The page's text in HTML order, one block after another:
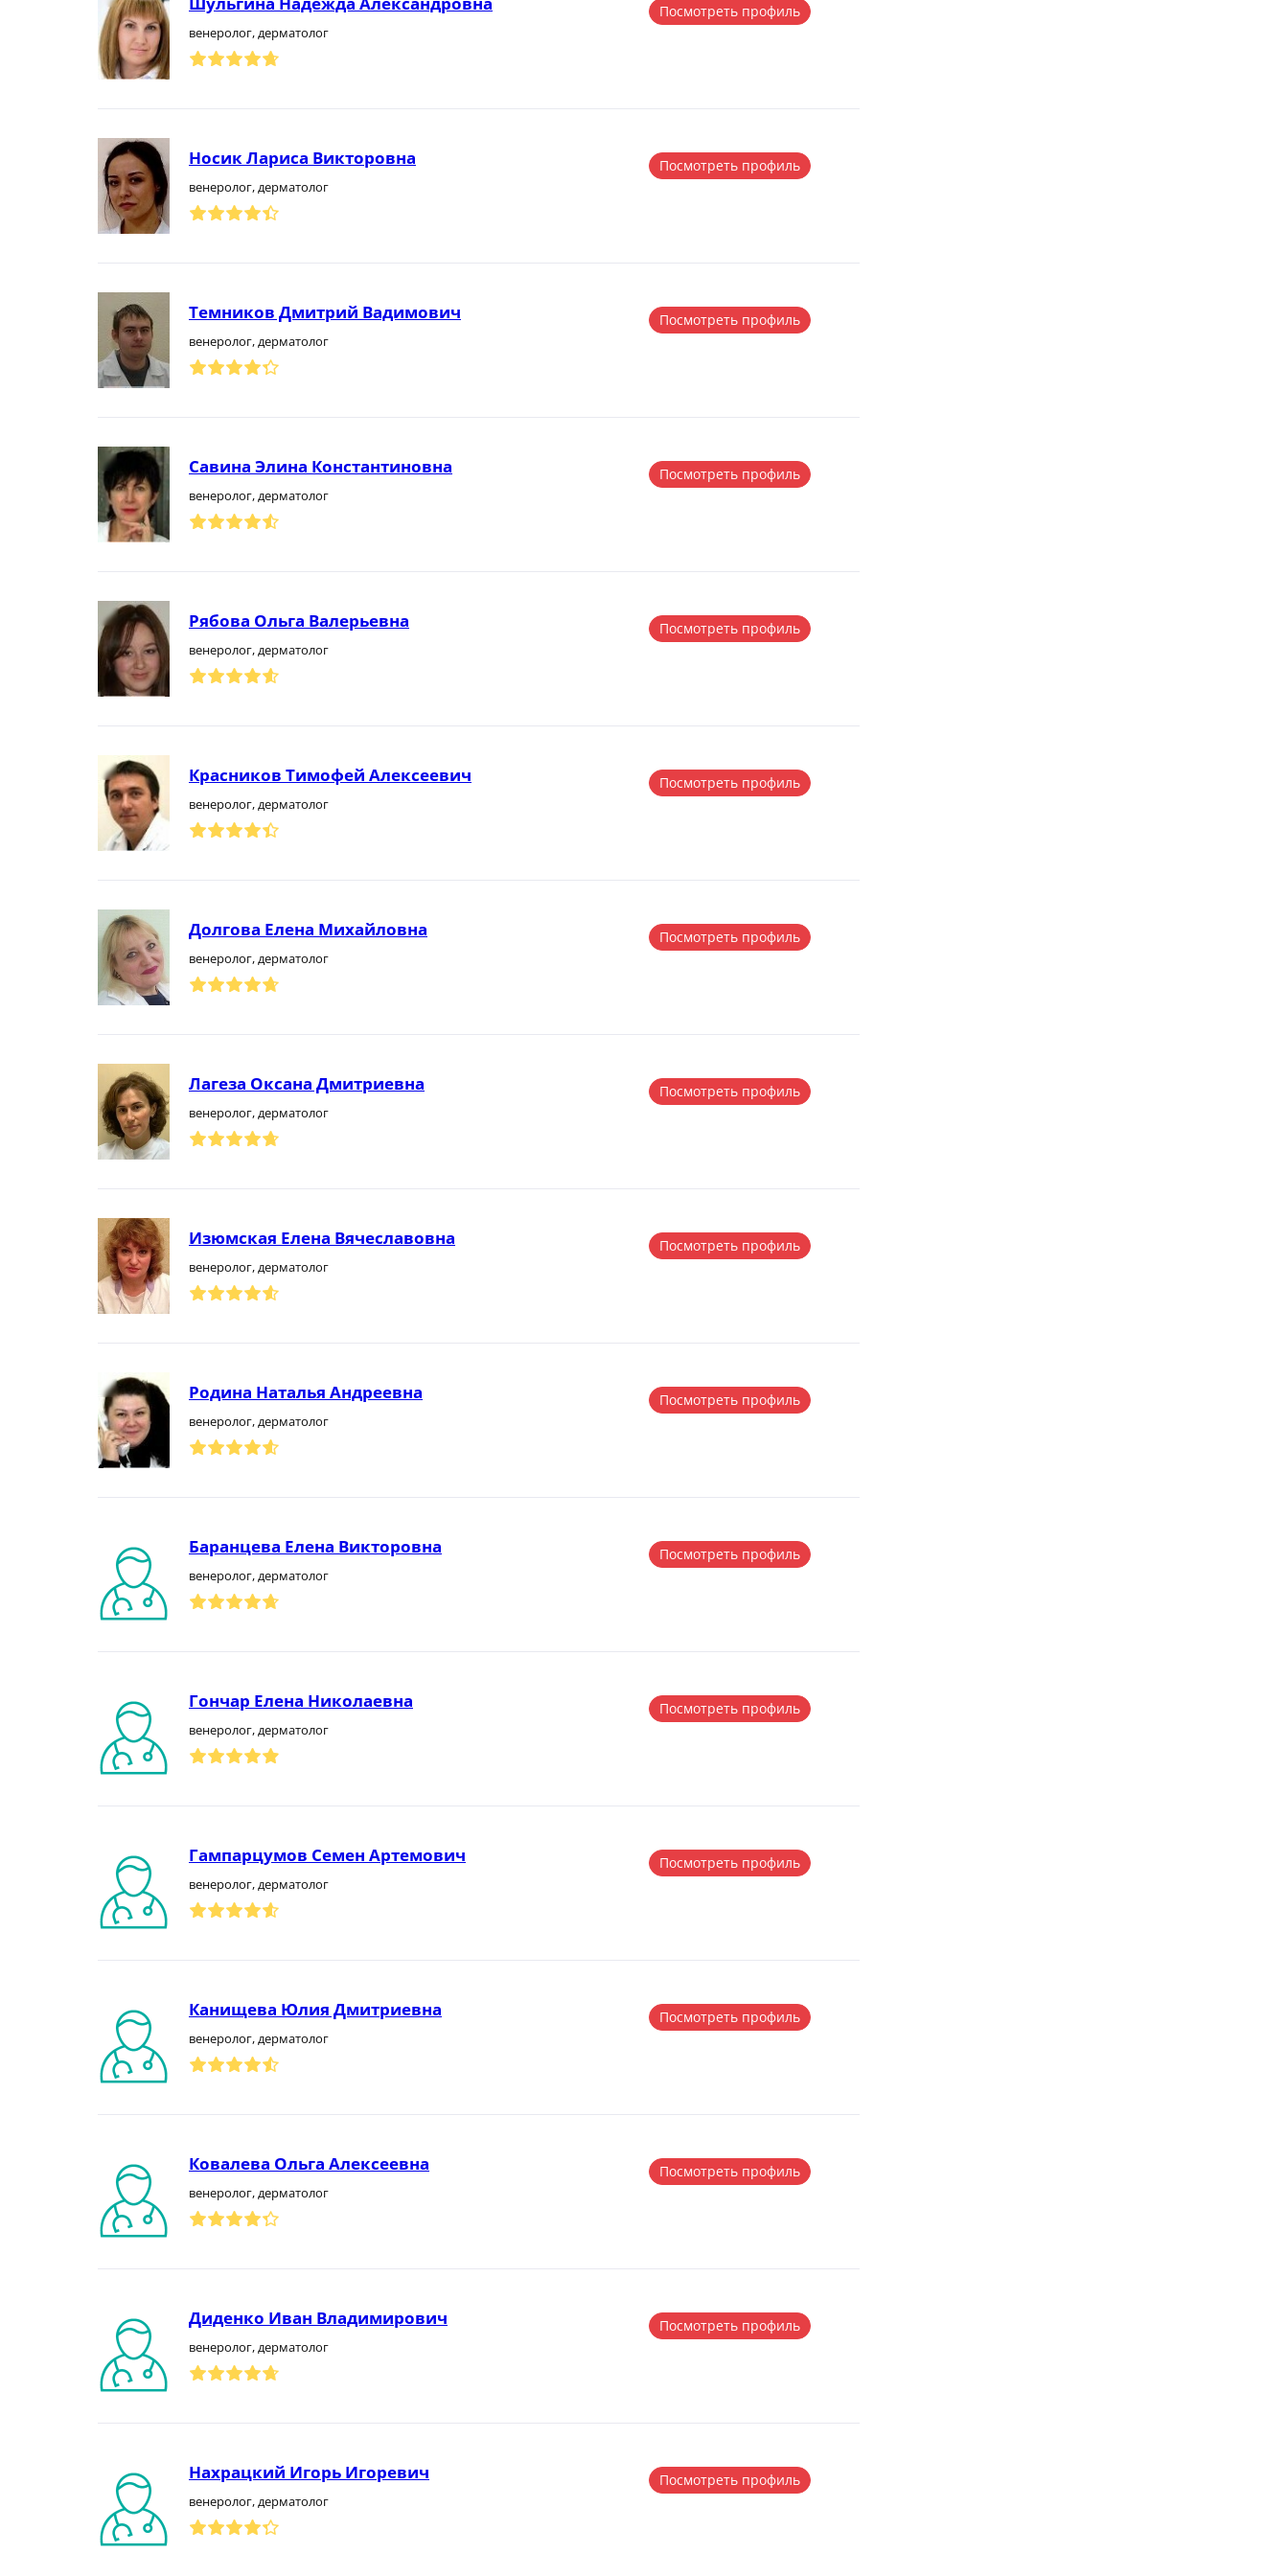
венеролог, дерматолог
Посмотреть профиль
Носик Лариса Викторовна
венеролог, дерматолог
Посмотреть профиль
Темников Дмитрий Вадимович
венеролог, дерматолог
Посмотреть профиль
Савина Элина Константиновна
венеролог, дерматолог
Посмотреть профиль
Рябова Ольга Валерьевна
венеролог, дерматолог
Посмотреть профиль
Красников Тимофей Алексеевич
венеролог, дерматолог
Посмотреть профиль
Долгова Елена Михайловна
венеролог, дерматолог
Посмотреть профиль
Лагеза Оксана Дмитриевна
венеролог, дерматолог
Посмотреть профиль
Изюмская Елена Вячеславовна
венеролог, дерматолог
Посмотреть профиль
Родина Наталья Андреевна
венеролог, дерматолог
Посмотреть профиль
Баранцева Елена Викторовна
венеролог, дерматолог
Посмотреть профиль
Гончар Елена Николаевна
венеролог, дерматолог
Посмотреть профиль
Гампарцумов Семен Артемович
венеролог, дерматолог
Посмотреть профиль
Канищева Юлия Дмитриевна
венеролог, дерматолог
Посмотреть профиль
Ковалева Ольга Алексеевна
венеролог, дерматолог
Посмотреть профиль
Диденко Иван Владимирович
венеролог, дерматолог
Посмотреть профиль
Нахрацкий Игорь Игоревич
венеролог, дерматолог
Посмотреть профиль